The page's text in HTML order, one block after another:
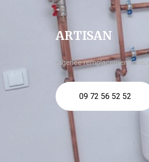
ARTISAN
urgence remplacement
09 72 56 52 52